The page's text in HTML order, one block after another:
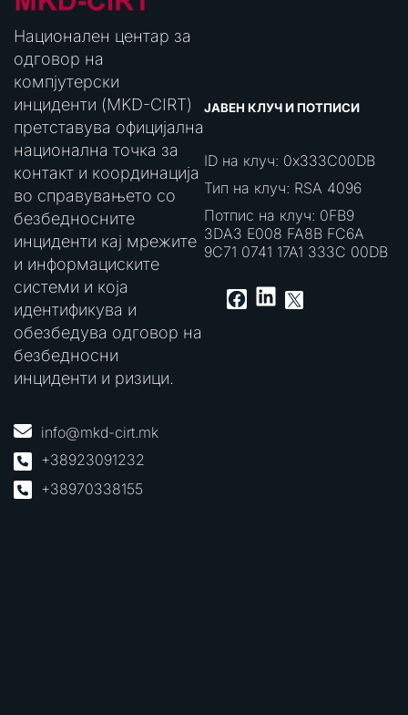
Национален центар за
одговор на
компјутерски
инциденти (MKD-CIRT)
претставува официјална
национална точка за
контакт и координација
во справувањето со
безбедносните
инциденти кај мрежите
и информациските
системи и која
идентификува и
обезбедува одговор на
безбедносни
инциденти и ризици.
info@mkd-cirt.mk
+38923091232
+38970338155
ЈАВЕН КЛУЧ И ПОТПИСИ
ID на клуч: 0x333C00DB
Тип на клуч: RSA 4096
Потпис на клуч: 0FB9
3DA3 E008 FA8B FC6A
9C71 0741 17A1 333C 00DB
Facebook
LinkedIn
X